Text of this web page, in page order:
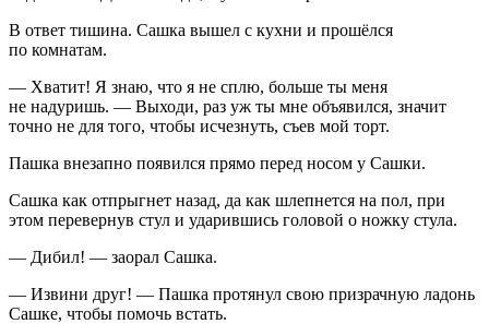
В ответ тишина. Сашка вышел с кухни и прошёлся
по комнатам.
— Хватит! Я знаю, что я не сплю, больше ты меня
не надуришь. — Выходи, раз уж ты мне объявился, значит
точно не для того, чтобы исчезнуть, съев мой торт.
Пашка внезапно появился прямо перед носом у Сашки.
Сашка как отпрыгнет назад, да как шлепнется на пол, при
этом перевернув стул и ударившись головой о ножку стула.
— Дибил! — заорал Сашка.
— Извини друг! — Пашка протянул свою призрачную ладонь
Сашке, чтобы помочь встать.